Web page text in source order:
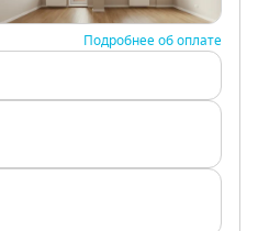
Подробнее об оплате